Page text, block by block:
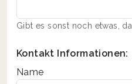
Gibt es sonst noch etwas,
Kontakt Informationen:
Name